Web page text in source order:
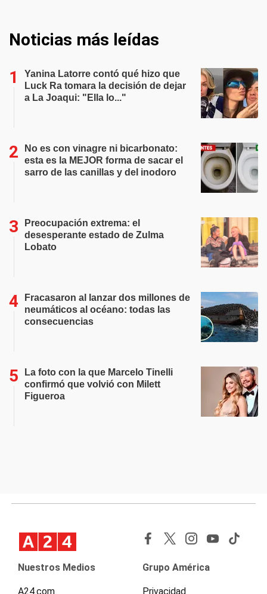
Noticias más leídas
Yanina Latorre contó qué hizo que
Luck Ra tomara la decisión de dejar
a La Joaqui: "Ella lo..."
No es con vinagre ni bicarbonato:
esta es la MEJOR forma de sacar el
sarro de las canillas y del inodoro
Preocupación extrema: el
desesperante estado de Zulma
Lobato
Fracasaron al lanzar dos millones de
neumáticos al océano: todas las
consecuencias
La foto con la que Marcelo Tinelli
confirmó que volvió con Milett
Figueroa
Nuestros Medios
A24.com
Grupo América
Privacidad